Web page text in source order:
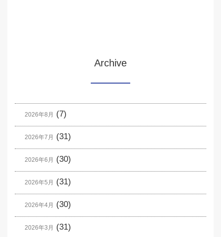
Archive
2026年8月 (7)
2026年7月 (31)
2026年6月 (30)
2026年5月 (31)
2026年4月 (30)
2026年3月 (31)